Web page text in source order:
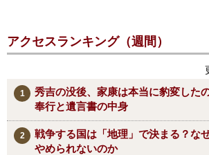
アクセスランキング（週間）
秀吉の没後、家康は本当に豹変し
奉行と遺言書の中身
戦争する国は「地理」で決まる？な
やめられないのか